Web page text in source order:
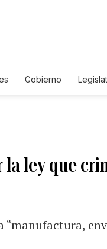
Gobierno
la ley que